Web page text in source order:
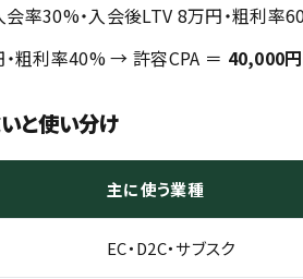
率30%・入会後LTV 8万円・粗利
粗利率40% → 許容CPA ＝ 40,000円
と使い分け
主に使う業種
EC・D2C・サブスク